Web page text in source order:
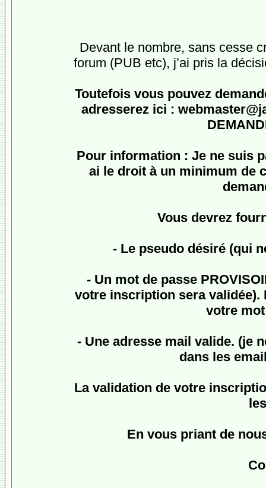
Devant le nombre, sans cesse
forum (PUB etc), j’ai pris la
Toutefois vous pouvez
adresserez ici :
Pour information : Je ne suis
ai le droit à un minimum de
Vous devrez
- Le pseudo désiré (qui
- Un mot de passe
votre inscription sera validée).
votre
- Une adresse mail valide. (je
dans les
La validation de votre
En vous priant de